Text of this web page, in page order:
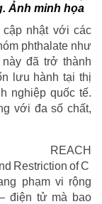
Ảnh minh họa
nhật với các
phthalate như
này đã trở thành
lưu hành tại thị
nghiệp quốc tế.
với đa số chất,
Restriction of C
phạm vi rộng
điện tử mà bao